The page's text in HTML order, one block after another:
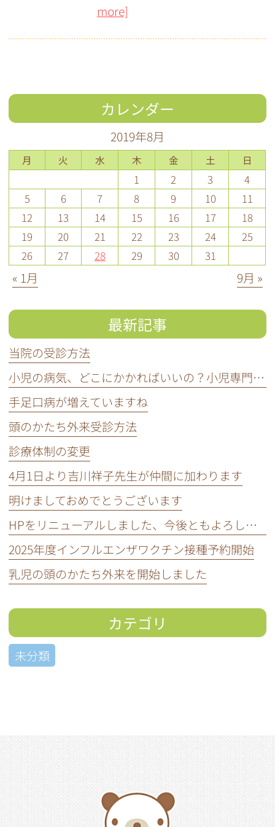
more]
カレンダー
2019年8月
月 火 水 木 金 土 日
1 2 3
4
5
6 7 8 9 10
11
12
13 14 15 16 17
18
19
20 21 22 23 24
25
26
27 28 29 30 31
« 1月 9月 »
最新記事
当院の受診方法
小児の病気、どこにかかればいいの？小児専門医って知ってる？
手足口病が増えていますね
頭のかたち外来受診方法
診療体制の変更
4月1日より吉川祥子先生が仲間に加わります
明けましておめでとうございます
HPをリニューアルしました、今後ともよろしくお願いいたします。
2025年度インフルエンザワクチン接種予約開始
乳児の頭のかたち外来を開始しました
カテゴリ
未分類